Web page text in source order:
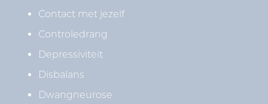
Contact met jezelf
Controledrang
Depressiviteit
Disbalans
Dwangneurose